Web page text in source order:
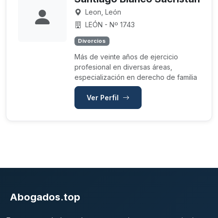
Leon, León
LEÓN - Nº 1743
Divorcios
Más de veinte años de ejercicio
profesional en diversas áreas,
especialización en derecho de familia
Ver Perfil
Abogados.top